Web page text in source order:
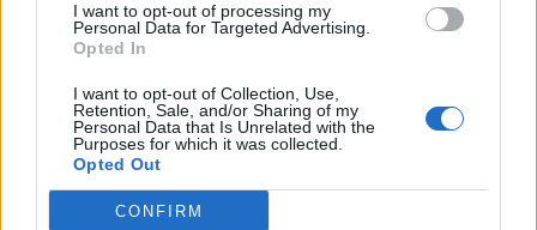
I want to opt-out of processing my
Personal Data for Targeted Advertising.
Opted In
I want to opt-out of Collection, Use,
Retention, Sale, and/or Sharing of my
Personal Data that Is Unrelated with the
Purposes for which it was collected.
Opted Out
CONFIRM